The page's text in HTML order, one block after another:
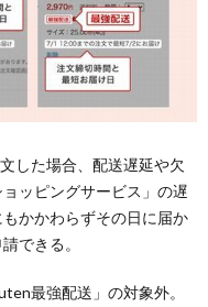
した場合、配送遅延や欠
ッピングサービス」の遅
かかわらずその日に届か
できる。
最強配送」の対象外。